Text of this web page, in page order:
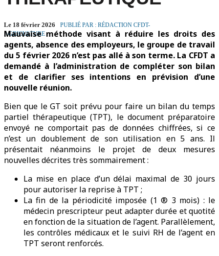
Le 18 février 2026
PUBLIÉ PAR : RÉDACTION CFDT-
AGRICULTURE
Mauvaise méthode visant à réduire les droits des
agents, absence des employeurs, le groupe de travail
du 5 février 2026 n’est pas allé à son terme. La CFDT a
demandé à l’administration de compléter son bilan
et de clarifier ses intentions en prévision d’une
nouvelle réunion.
Bien que le GT soit prévu pour faire un bilan du temps
partiel thérapeutique (TPT), le document préparatoire
envoyé ne comportait pas de données chiffrées, si ce
n’est un doublement de son utilisation en 5 ans. Il
présentait néanmoins le projet de deux mesures
nouvelles décrites très sommairement :
La mise en place d’un délai maximal de 30 jours
pour autoriser la reprise à TPT ;
La fin de la périodicité imposée (1 ® 3 mois) : le
médecin prescripteur peut adapter durée et quotité
en fonction de la situation de l’agent. Parallèlement,
les contrôles médicaux et le suivi RH de l’agent en
TPT seront renforcés.